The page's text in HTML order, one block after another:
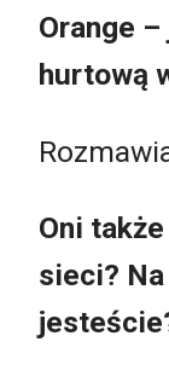
Orange
hurtową
Oni
sieci?